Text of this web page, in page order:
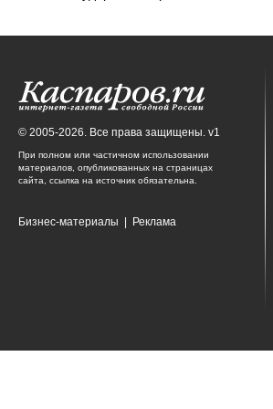
© 2005-2026. Все права защищены. v1
При полном или частичном использовании
материалов, опубликованных на страницах
сайта, ссылка на источник обязательна.
Бизнес-материалы Реклама